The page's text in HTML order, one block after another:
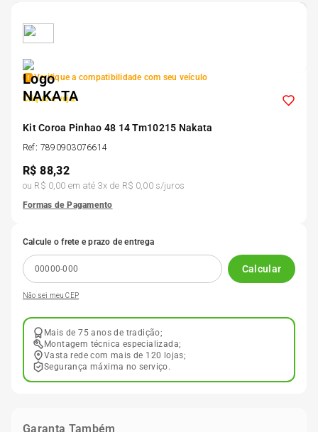
Verifique a compatibilidade com seu veículo
Clique e veja!
Kit Coroa Pinhao 48 14 Tm10215 Nakata
Ref: 7890903076614
R$88,32
ou R$ 0,00 em até 3x de R$ 0,00s/juros
Formas de Pagamento
Calcule o frete e prazo de entrega
Calcular
Não sei meu CEP
Mais de 75 anos de tradição;
Montagem técnica especializada;
Vasta rede com mais de 120 lojas;
Segurança máxima no serviço.
Garanta Também
5º
7
8º 205 55r16
9º Pneu